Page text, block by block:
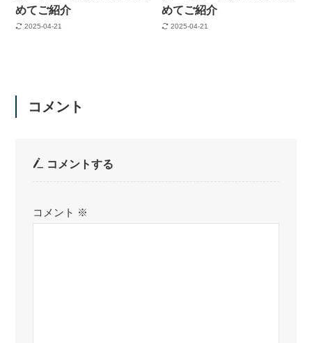
めてご紹介
2025-04-21
めてご紹介
2025-04-21
コメント
コメントする
コメント ※